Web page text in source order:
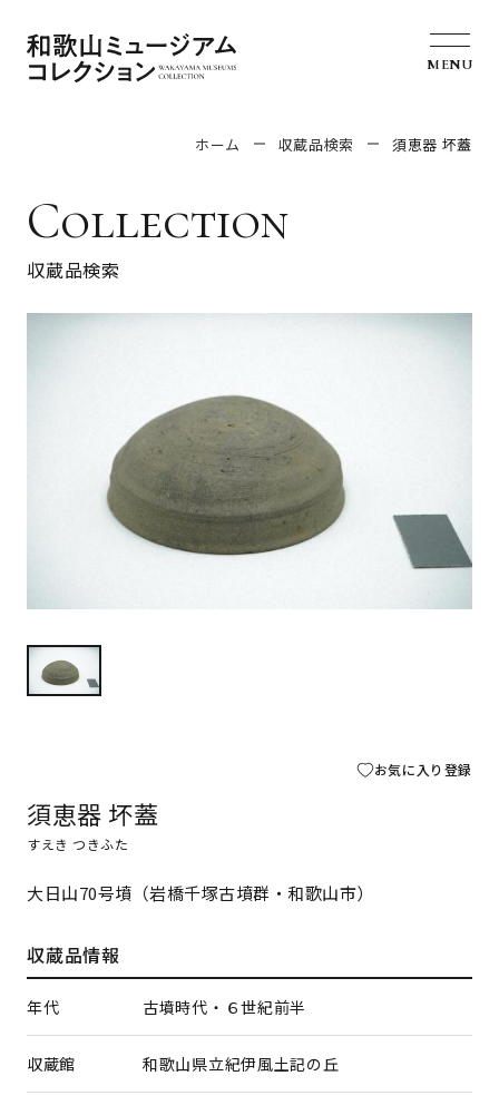
MENU
ホーム 収蔵品検索 須恵器 坏蓋
Collection
収蔵品検索
お気に入り登録
須恵器 坏蓋
すえき つきふた
大日山70号墳（岩橋千塚古墳群・和歌山市）
収蔵品情報
年代 古墳時代・６世紀前半
収蔵館 和歌山県立紀伊風土記の丘